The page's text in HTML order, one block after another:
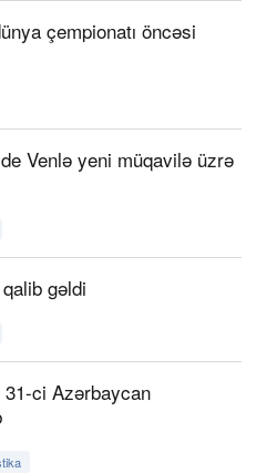
çempionatı öncəsi
Venlə yeni müqavilə üzrə
gəldi
ci Azərbaycan